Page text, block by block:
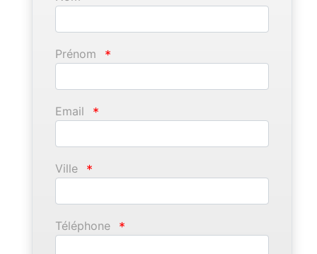
Prénom *
Email *
Ville *
Téléphone *